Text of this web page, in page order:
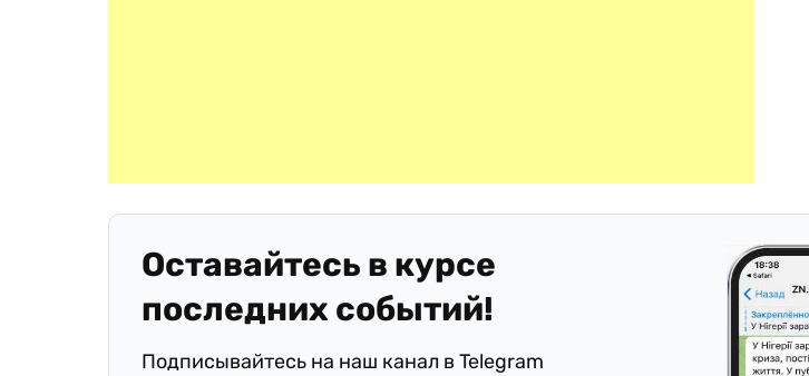
Оставайтесь в курсе
последних событий!
Подписывайтесь на наш канал в Telegram